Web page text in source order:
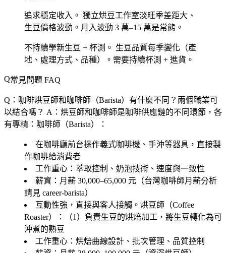
追求穩定收入。 獨立烘豆工作室淡旺季差距大、
生豆價格波動。月入波動 3 萬–15 萬是常態。
不持續學新生豆 + 杯測。 生豆品質每季變化（產
地、處理方式、品種）。需要持續杯測 + 進貨。
常見問題 FAQ
Q：咖啡烘豆師和咖啡師（Barista）有什麼不同？兩個職業可
以結合嗎？ A：烘豆師和咖啡師是咖啡供應鏈的不同環節，各
有專精：咖啡師（Barista）：
在咖啡廳前台操作義式咖啡機、手沖等器具，直接製
作咖啡給消費者
工作重心：萃取控制、奶泡技術、速度與一致性
薪資：月薪 30,000–65,000 元（台灣咖啡師月薪分析
請見 career-barista）
互動性強，直接與客人接觸。烘豆師（Coffee
Roaster）：（1）負責生豆的烘焙加工，將生豆轉化為可
沖煮的熟豆
工作重心：烘焙曲線設計、批次管理、品質控制